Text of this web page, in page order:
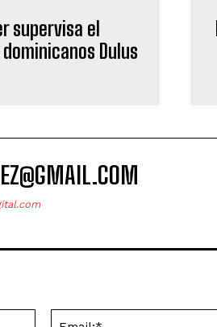
supervisa el
Dulus